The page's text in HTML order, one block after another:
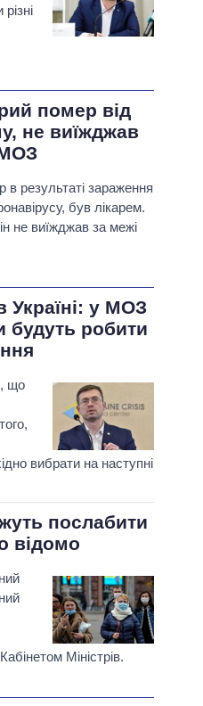
помер від
не виїжджав
МОЗ
в результаті зараження
був лікарем.
не виїжджав за межі
Україні: у МОЗ
будуть робити
що
вибрати на наступні
послабити
відомо
Міністрів.